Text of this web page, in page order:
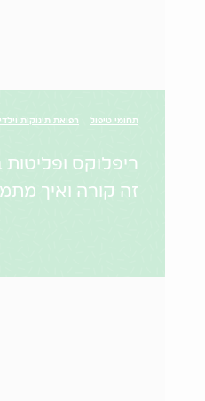
תחומי טיפול רפואת תינוקות
ריפלוקס ופליטות
זה קורה ואיך